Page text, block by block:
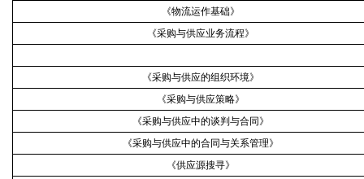
《物流运作基础》
《采购与供应业务流程》
《采购与供应的组织环境》
《采购与供应策略》
《采购与供应中的谈判与合同》
《采购与供应中的合同与关系管理》
《供应源搜寻》